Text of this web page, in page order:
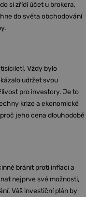
si zřídí účet u brokera,
do světa obchodování
Vždy bylo
udržet svou
pro investory. Je to
krize a ekonomické
jeho cena dlouhodobě
bránit proti inflaci a
nejprve své možnosti,
Váš investiční plán by